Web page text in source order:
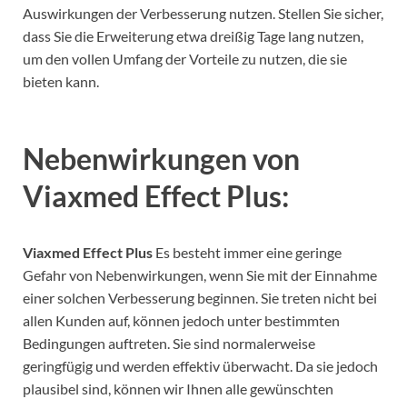
Auswirkungen der Verbesserung nutzen. Stellen Sie sicher,
dass Sie die Erweiterung etwa dreißig Tage lang nutzen,
um den vollen Umfang der Vorteile zu nutzen, die sie
bieten kann.
Nebenwirkungen von
Viaxmed Effect Plus:
Viaxmed Effect Plus Es besteht immer eine geringe
Gefahr von Nebenwirkungen, wenn Sie mit der Einnahme
einer solchen Verbesserung beginnen. Sie treten nicht bei
allen Kunden auf, können jedoch unter bestimmten
Bedingungen auftreten. Sie sind normalerweise
geringfügig und werden effektiv überwacht. Da sie jedoch
plausibel sind, können wir Ihnen alle gewünschten